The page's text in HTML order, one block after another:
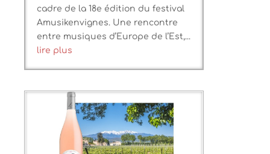
cadre de la 18e édition du festival
Amusikenvignes. Une rencontre
entre musiques d’Europe de l’Est,...
lire plus